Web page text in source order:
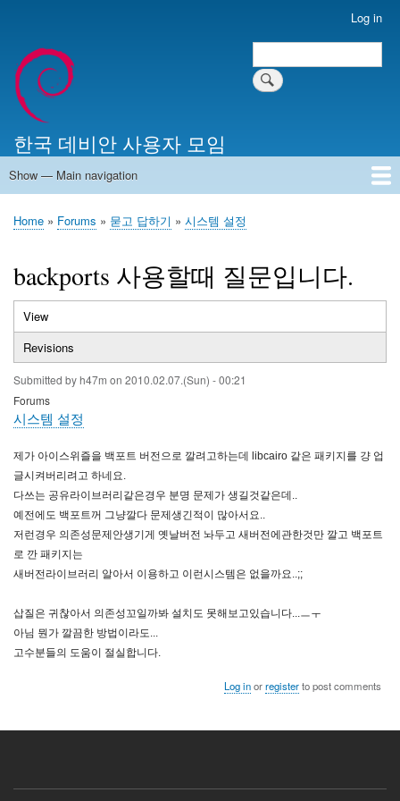
account
menu
Log in
Search
한국 데비안 사용자 모임
Main
Show — Main navigation
Home
알리는 말씀
최근 게시물
위키 문서
미러 서버
Breadcrumb
Home Forums 묻고 답하기 시스템 설정
backports 사용할때 질문입니다.
Primary
tabs
View
tab)
Revisions
Submitted byh47m on 2010.02.07.(Sun) - 00:21
Forums
시스템 설정
제가 아이스위즐을 백포트 버전으로 깔려고하는데 libcairo 같은 패키지를 걍 업
글시켜버리려고 하네요.
다쓰는 공유라이브러리같은경우 분명 문제가 생길것같은데..
예전에도 백포트꺼 그냥깔다 문제생긴적이 많아서요..
저런경우 의존성문제안생기게 옛날버전 놔두고 새버전에관한것만 깔고 백포트
로 깐 패키지는
새버전라이브러리 알아서 이용하고 이런시스템은 없을까요..;;
삽질은 귀찮아서 의존성꼬일까봐 설치도 못해보고있습니다...ㅡㅜ
아님 뭔가 깔끔한 방법이라도...
고수분들의 도움이 절실합니다.
Log inorregisterto post comments